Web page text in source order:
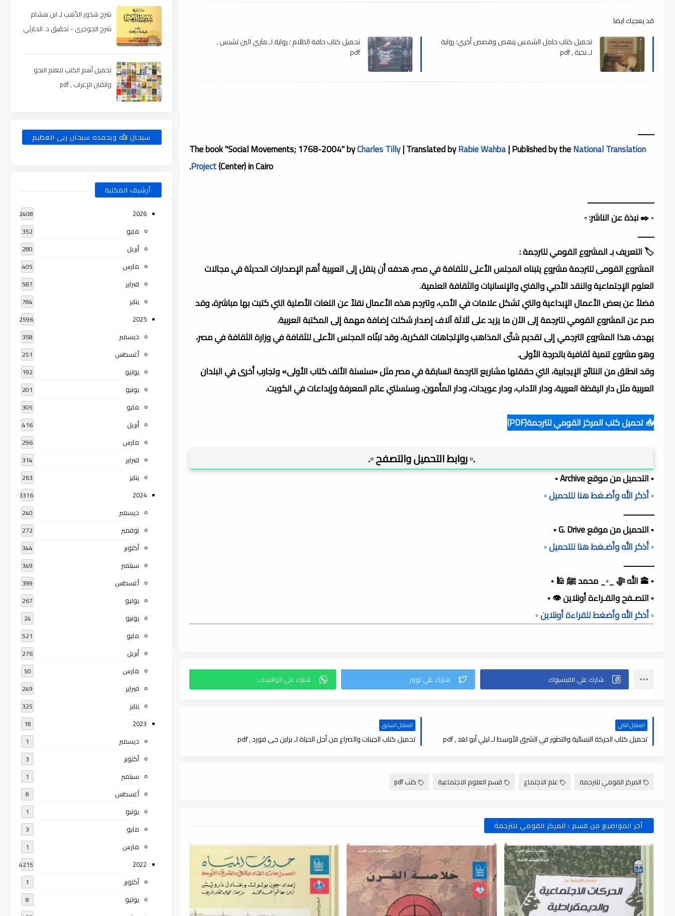
قد يعجبك ايضا
تحميل كتاب حامل الشمس ينھض وقصص أخري؛ رواية
لـ نخبة , pdf
تحميل كتاب حافة الظلام ؛ رواية لـ ماري الين تشبس ,
pdf
ــــــــ
The book "Social Movements; 1768-2004" byCharles Tilly| Translated byRabie Wahba| Published by theNational Translation
Project(Center) in Cairo.
ـــــــــــــــــــــــــــــــــ
▫️ ✒️ نبذة عن الناشر: ▫️
ــــــــ
🏷️ التعريف بـ المشروع القومي للترجمة :
المشروع القومى للترجمة مشروع يتبناه المجلس الأعلى للثقافة في مصر، هدفه أن ينقل إلى العربية أهم الإصدارات الحديثة في مجالات
العلوم الإجتماعية والنقد الأدبي والفني والإنسانيات والثقافة العلمية.
فضلاً عن بعض الأعمال الإبداعية والتي تشكل علامات في الأدب، وتترجم هذه الأعمال نقلاً عن اللغات الأصلية التي كتبت بها مباشرة، وقد
صدر عن المشروع القومي للترجمة إلى الآن ما يزيد على ثلاثة آلاف إصدار شكلت إضافة مهمة إلى المكتبة العربية.
يهدف هذا المشروع الترجمي إلى تقديم شتّى المذاهب والإتجاهات الفكرية، وقد تبنّاه المجلس الأعلى للثقافة في وزارة الثقافة في مصر،
وهو مشروع تنمية ثقافية بالدرجة الأولى.
وقد انطلق من النتائج الإيجابية، التي حققتها مشاريع الترجمة السابقة في مصر مثل «سلسلة الألف كتاب الأولى» وتجارب أخرى في البلدان
العربية مثل دار اليقظة العربية، ودار الآداب، ودار عويدات، ودار المأمون، وسلسلتي عالم المعرفة وإبداعات في الكويت.
📥 تحميل كتب المركز القومي للترجمة(PDF)
.▫️ روابط التحميل والتصفح ▫️.
▪️ التحميل من موقع Archive ▪️
▫️ أذكر الله وأضـغط هنا للتحميل ▫️
ـــــــــــــــ
▪️ التحميل من موقع G. Drive ▪️
▫️ أذكر الله وأضـغط هنا للتحميل ▫️
ـــــــــــــــ
▪️ 🕋 الله ﷻ _▫️_ محمد ﷺ 🕌 ▪️
▪️ التصـفح والقـراءة أونلاين 👁️ ▪️
▫️ أذكر الله وأضغط للقراءة أونلاين ▫️
المقال التالي
تحميل كتاب الحركة النسائية والتطور في الشرق الأوسط لـ ليلي أبو لغد , pdf
المقال السابق
تحميل كتاب الجينات والصراع من أجل الحياة لـ براین جی فورد , pdf
المركز القومي للترجمة علم الاجتماع قسم العلوم الاجتماعية كتب pdf
أخر المواضيع من قسم : المركز القومي للترجمة
شرح شذور الذّهب لـ ابن هشام
شرح الجوجرى - تحقيق د. الحارثي
تحميل أهم الكتب لتعلم النحو
واتقان الإعراب , pdf
سبحان الله وبحمده سبحان ربى العظيم
أرشيف المكتبة
2026
2408
مايو 352
أبريل 280
مارس 405
فبراير 587
يناير 784
2025
2596
ديسمبر 358
أغسطس 251
يوليو 192
يونيو 201
مايو 305
أبريل 416
مارس 296
فبراير 314
يناير 263
2024
3316
ديسمبر 240
نوفمبر 272
أكتوبر 344
سبتمبر 349
أغسطس 399
يوليو 267
يونيو 24
مايو 521
أبريل 276
مارس 50
فبراير 249
يناير 325
2023
18
ديسمبر 1
أكتوبر 3
سبتمبر 1
أغسطس 8
يونيو 1
مايو 3
مارس 1
2022
4215
أكتوبر 1
يوليو 8